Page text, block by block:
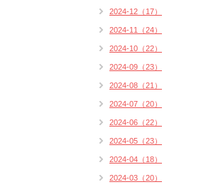
2024-12（17）
2024-11（24）
2024-10（22）
2024-09（23）
2024-08（21）
2024-07（20）
2024-06（22）
2024-05（23）
2024-04（18）
2024-03（20）